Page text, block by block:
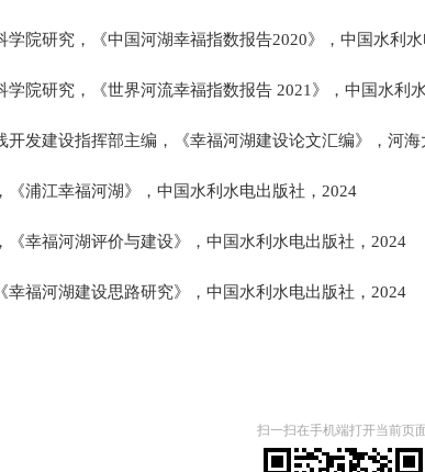
学院研究，《中国河湖幸福指数报告2020》，中国水利水
学院研究，《世界河流幸福指数报告 2021》，中国水利
开发建设指挥部主编，《幸福河湖建设论文汇编》，河海
《浦江幸福河湖》，中国水利水电出版社，2024
《幸福河湖评价与建设》，中国水利水电出版社，2024
幸福河湖建设思路研究》，中国水利水电出版社，2024
扫一扫在手机端打开当前页